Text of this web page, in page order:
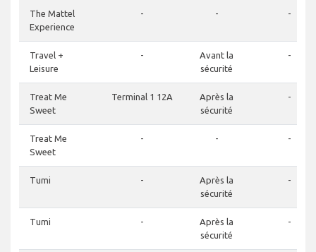
The Mattel
Experience
- - -
Travel +
Leisure
-
Avant la
sécurité
-
Treat Me
Sweet
Terminal 1 12A
Après la
sécurité
-
Treat Me
Sweet
- - -
Tumi -
Après la
sécurité
-
Tumi -
Après la
sécurité
-